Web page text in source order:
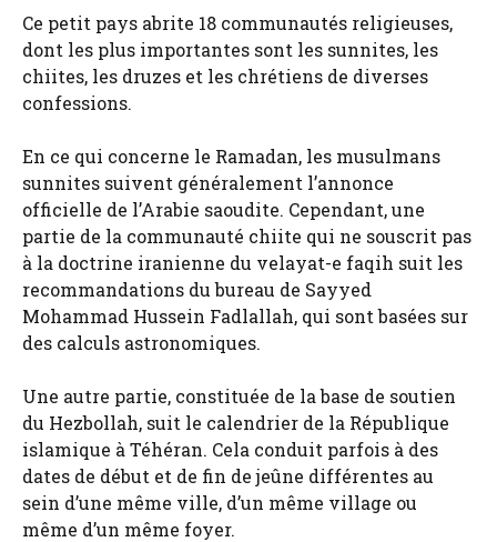
Ce petit pays abrite 18 communautés religieuses,
dont les plus importantes sont les sunnites, les
chiites, les druzes et les chrétiens de diverses
confessions.
En ce qui concerne le Ramadan, les musulmans
sunnites suivent généralement l’annonce
officielle de l’Arabie saoudite. Cependant, une
partie de la communauté chiite qui ne souscrit pas
à la doctrine iranienne du velayat-e faqih suit les
recommandations du bureau de Sayyed
Mohammad Hussein Fadlallah, qui sont basées sur
des calculs astronomiques.
Une autre partie, constituée de la base de soutien
du Hezbollah, suit le calendrier de la République
islamique à Téhéran. Cela conduit parfois à des
dates de début et de fin de jeûne différentes au
sein d’une même ville, d’un même village ou
même d’un même foyer.